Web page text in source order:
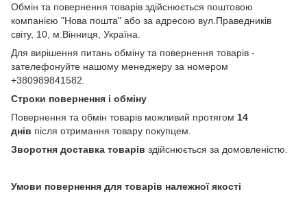
Обмін та повернення товарів здійснюється поштовою
компанією "Нова пошта" або за адресою вул.Праведників
світу, 10, м.Вінниця, Україна.
Для вирішення питань обміну та повернення товарів -
зателефонуйте нашому менеджеру за номером
+380989841582.
Строки повернення і обміну
Повернення та обмін товарів можливий протягом 14
днів після отримання товару покупцем.
Зворотня доставка товарів здійснюється за домовленістю.
Умови повернення для товарів належної якості